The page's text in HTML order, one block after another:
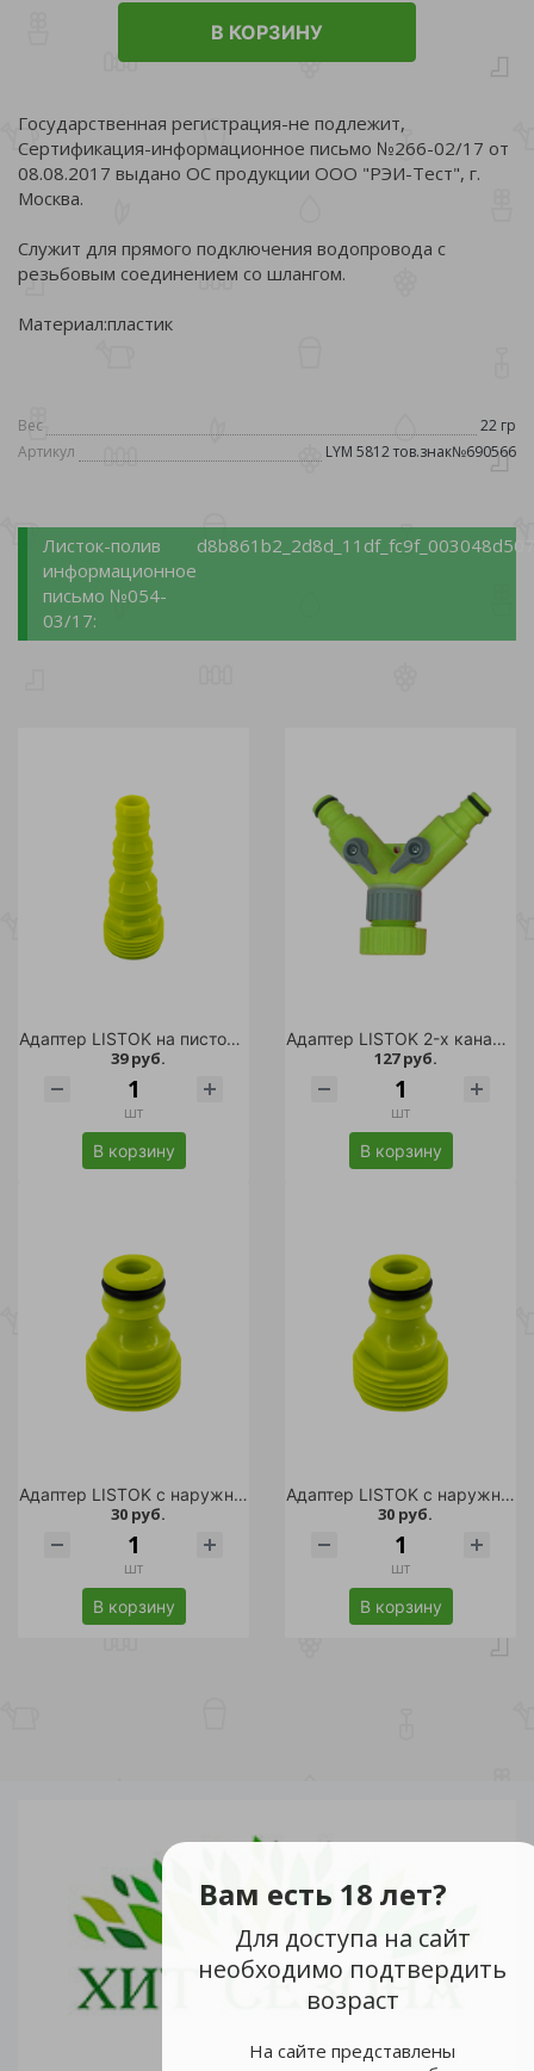
Вам есть 18 лет?
Для доступа на сайт
необходимо подтвердить
возраст
На сайте представлены
В КОРЗИНУ
Государственная регистрация-не подлежит,
Сертификация-информационное письмо №266-02/17 от
08.08.2017 выдано ОС продукции ООО "РЭИ-Тест", г.
Москва.
Служит для прямого подключения водопровода с
резьбовым соединением со шлангом.
Материал:пластик
Вес
22 гр
Артикул
LYM 5812 тов.знак№690566
Листок-полив
информационное
письмо №054-
03/17:
Адаптер LISTOK на пистолет /300
39 руб.
шт
В корзину
Адаптер LISTOK 2-х канальный /120
127 руб.
шт
В корзину
Адаптер LISTOK с наружной резьбой d 1/2" /240
30 руб.
шт
В корзину
Адаптер LISTOK с наружной резьбой d 3/4" /240
30 руб.
шт
В корзину